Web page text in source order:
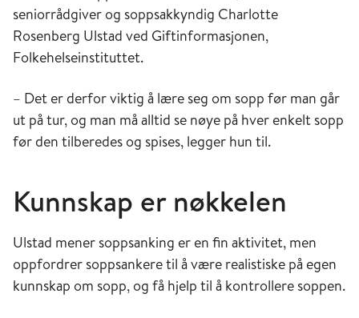
seniorrådgiver og soppsakkyndig Charlotte
Rosenberg Ulstad ved Giftinformasjonen,
Folkehelseinstituttet.
– Det er derfor viktig å lære seg om sopp før man går
ut på tur, og man må alltid se nøye på hver enkelt sopp
før den tilberedes og spises, legger hun til.
Kunnskap er nøkkelen
Ulstad mener soppsanking er en fin aktivitet, men
oppfordrer soppsankere til å være realistiske på egen
kunnskap om sopp, og få hjelp til å kontrollere soppen.